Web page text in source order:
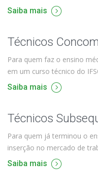
Saiba mais
Técnicos
Para quem faz o ensino
em um curso técnico do
Saiba mais
Técnicos
Para quem já terminou o
inserção no mercado de
Saiba mais